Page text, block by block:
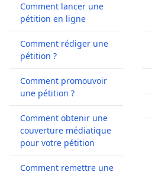
Comment lancer une
pétition en ligne
Comment rédiger une
pétition ?
Comment promouvoir
une pétition ?
Comment obtenir une
couverture médiatique
pour votre pétition
Comment remettre une